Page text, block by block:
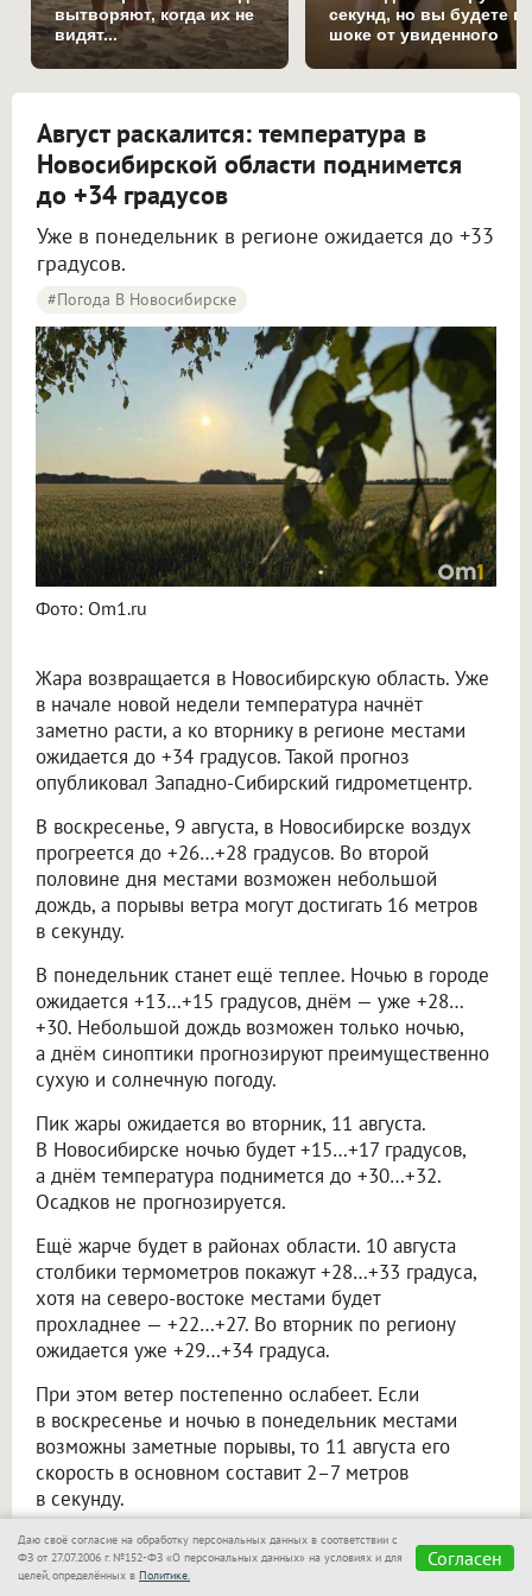
вытворяют, когда их не
видят...
секунд, но вы будете в
шоке от увиденного
Август раскалится: температура в
Новосибирской области поднимется
до +34 градусов
Уже в понедельник в регионе ожидается до +33
градусов.
#Погода В Новосибирске
Фото: Om1.ru
Жара возвращается в Новосибирскую область. Уже
в начале новой недели температура начнёт
заметно расти, а ко вторнику в регионе местами
ожидается до +34 градусов. Такой прогноз
опубликовал Западно-Сибирский гидрометцентр.
В воскресенье, 9 августа, в Новосибирске воздух
прогреется до +26…+28 градусов. Во второй
половине дня местами возможен небольшой
дождь, а порывы ветра могут достигать 16 метров
в секунду.
В понедельник станет ещё теплее. Ночью в городе
ожидается +13…+15 градусов, днём — уже +28…
+30. Небольшой дождь возможен только ночью,
а днём синоптики прогнозируют преимущественно
сухую и солнечную погоду.
Пик жары ожидается во вторник, 11 августа.
В Новосибирске ночью будет +15…+17 градусов,
а днём температура поднимется до +30…+32.
Осадков не прогнозируется.
Ещё жарче будет в районах области. 10 августа
столбики термометров покажут +28…+33 градуса,
хотя на северо-востоке местами будет
прохладнее — +22…+27. Во вторник по региону
ожидается уже +29…+34 градуса.
При этом ветер постепенно ослабеет. Если
в воскресенье и ночью в понедельник местами
возможны заметные порывы, то 11 августа его
скорость в основном составит 2–7 метров
в секунду.
Не пропускайте
Даю своё согласие на обработку персональных данных в соответствии с
ФЗ от 27.07.2006 г. №152-ФЗ «О персональных данных» на условиях и для
целей, определённых в Политике.
Согласен